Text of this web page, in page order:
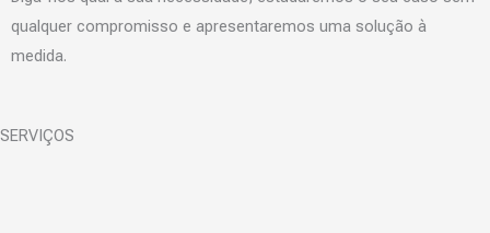
qualquer compromisso e apresentaremos uma solução à
medida.
SERVIÇOS